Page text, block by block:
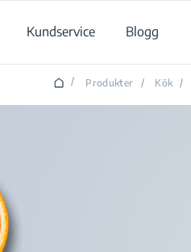
Kundservice Blogg
/ Produkter / Kök /